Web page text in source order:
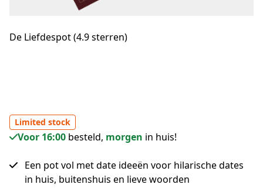
De Liefdespot (4.9 sterren)
Limited stock
Voor 16:00 besteld, morgen in huis!
Een pot vol met date ideeën voor hilarische dates
in huis, buitenshuis en lieve woorden